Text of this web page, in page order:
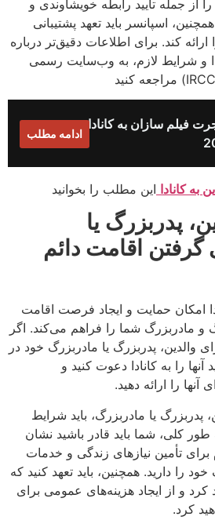
جمله تأیید رابطه خویشاوندی و
اسپانسر باید تعهد پشتیبانی
کند. برای اطلاعات دقیق‌تر درباره
و شرایط لازم، به وب‌سایت رسمی
فیلم سازان به کانادا
ادامه مطلب
این مطلب را بخوانید
پدربزرگ یا
گرفتن اقامت دائم
امکان حمایت و ایجاد فرصت اقامت
و مادربزرگ شما را فراهم می‌کند. اگر
والدین، پدربزرگ یا مادربزرگ خود در
را به کانادا دعوت کنید و
را ارائه دهید.
پدربزرگ یا مادربزرگ، باید شرایط
طور کلی، شما باید قادر باشید نشان
برای تأمین نیازهای زندگی و خدمات
را دارید. همچنین، باید تعهد کنید که
کرد و از ایجاد هزینه‌های عمومی برای
کرد.